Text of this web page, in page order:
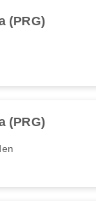
(PRG)
(PRG)